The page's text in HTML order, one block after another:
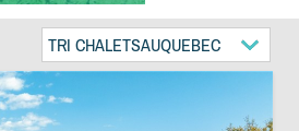
TRI CHALETSAUQUEBEC